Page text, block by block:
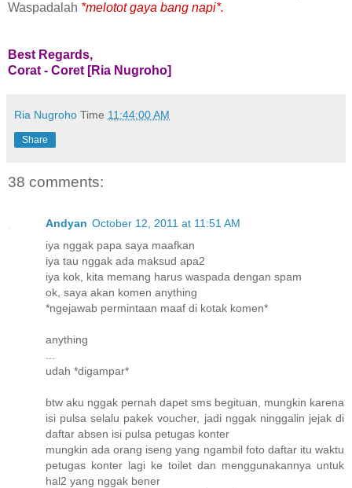
Waspadalah *melotot gaya bang napi*.
Best Regards,
Corat - Coret [Ria Nugroho]
Ria Nugroho Time 11:44:00 AM
Share
38 comments:
Andyan October 12, 2011 at 11:51 AM
iya nggak papa saya maafkan
iya tau nggak ada maksud apa2
iya kok, kita memang harus waspada dengan spam
ok, saya akan komen anything
*ngejawab permintaan maaf di kotak komen*
anything
udah *digampar*
btw aku nggak pernah dapet sms begituan, mungkin karena
isi pulsa selalu pakek voucher, jadi nggak ninggalin jejak di
daftar absen isi pulsa petugas konter
mungkin ada orang iseng yang ngambil foto daftar itu waktu
petugas konter lagi ke toilet dan menggunakannya untuk
hal2 yang nggak bener